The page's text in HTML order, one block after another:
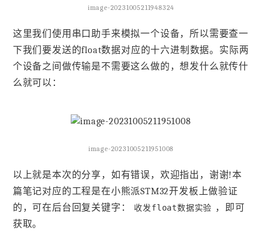
image-20231005211948324
这里我们使用串口助手来模拟一个设备，所以需要查一
下我们要发送的float数据对应的十六进制数据。实际两
个设备之间做传输是不需要这么做的，想发什么就传什
么就可以：
image-20231005211951008
以上就是本次的分享，如有错误，欢迎指出，谢谢!本
篇笔记对应的工程是在小熊派STM32开发板上做验证
的，可在后台回复关键字：
收发float数据实验 ，即可
获取。